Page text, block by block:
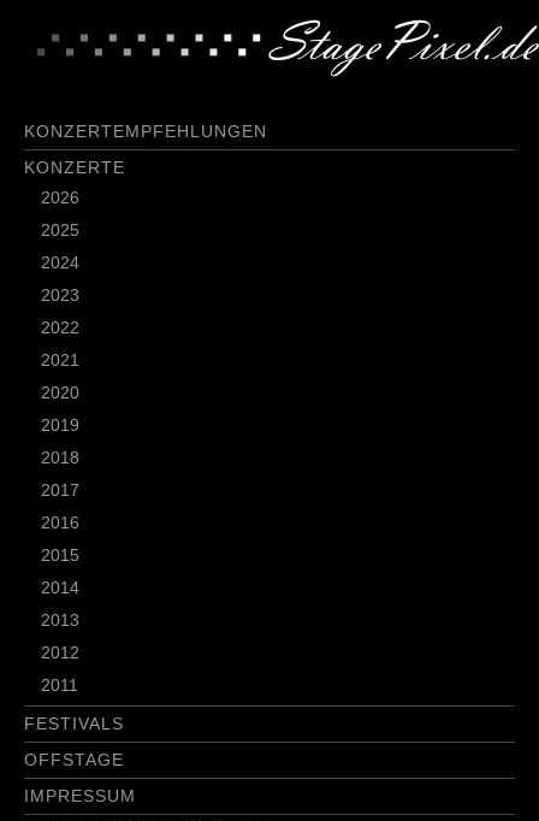
KONZERTEMPFEHLUNGEN
KONZERTE
2026
2025
2024
2023
2022
2021
2020
2019
2018
2017
2016
2015
2014
2013
2012
2011
FESTIVALS
OFFSTAGE
IMPRESSUM